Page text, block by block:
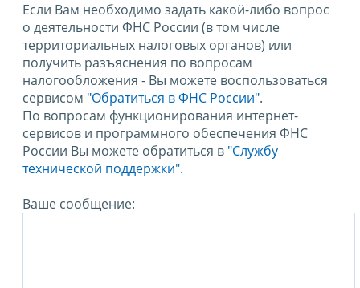
Если Вам необходимо задать какой-либо вопрос
о деятельности ФНС России (в том числе
территориальных налоговых органов) или
получить разъяснения по вопросам
налогообложения - Вы можете воспользоваться
сервисом "Обратиться в ФНС России".
По вопросам функционирования интернет-
сервисов и программного обеспечения ФНС
России Вы можете обратиться в "Службу
технической поддержки".
Ваше сообщение: